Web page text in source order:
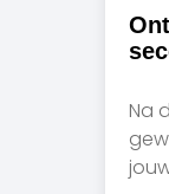
Na